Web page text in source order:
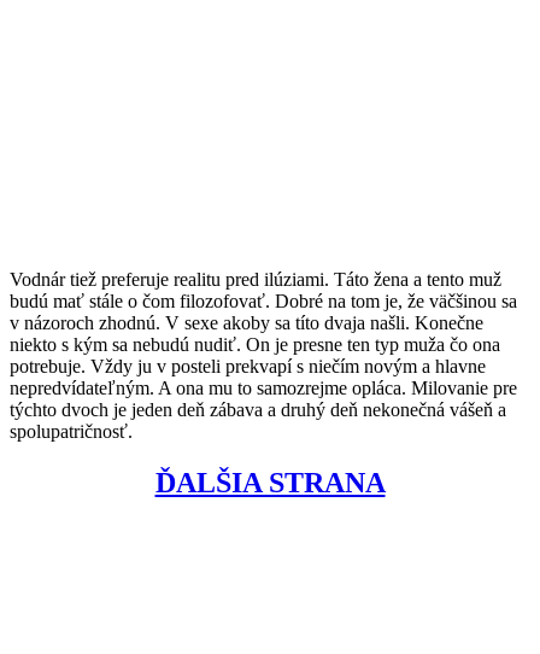
Vodnár tiež preferuje realitu pred ilúziami. Táto žena a tento muž
budú mať stále o čom filozofovať. Dobré na tom je, že väčšinou sa
v názoroch zhodnú. V sexe akoby sa títo dvaja našli. Konečne
niekto s kým sa nebudú nudiť. On je presne ten typ muža čo ona
potrebuje. Vždy ju v posteli prekvapí s niečím novým a hlavne
nepredvídateľným. A ona mu to samozrejme opláca. Milovanie pre
týchto dvoch je jeden deň zábava a druhý deň nekonečná vášeň a
spolupatričnosť.
ĎALŠIA STRANA